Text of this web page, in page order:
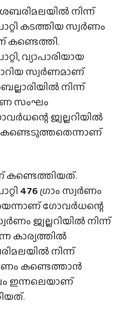
ശബരിമലയിൽ നിന്ന്
കടത്തിയ സ്വർണം
കണ്ടെത്തി.
വ്യാപാരിയായ
സ്വർണമാണ്
നിന്ന്
സംഘം
ജ്വല്ലറിയിൽ
കണ്ടെടുത്തതെന്നാണ്
കണ്ടെത്തിയത്.
476ഗ്രാം സ്വർണം
ഗോവർധന്റെ
ജ്വല്ലറിയിൽ നിന്ന്
കാര്യത്തിൽ
നിന്ന്
കണ്ടെത്താൻ
ഇന്നലെയാണ്